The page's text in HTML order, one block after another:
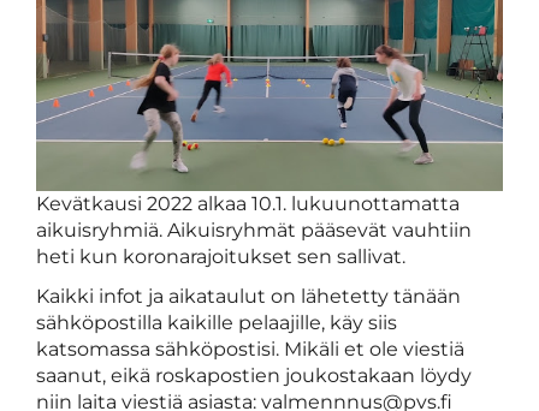
Kevätkausi 2022 alkaa 10.1. lukuunottamatta
aikuisryhmiä. Aikuisryhmät pääsevät vauhtiin
heti kun koronarajoitukset sen sallivat.
Kaikki infot ja aikataulut on lähetetty tänään
sähköpostilla kaikille pelaajille, käy siis
katsomassa sähköpostisi. Mikäli et ole viestiä
saanut, eikä roskapostien joukostakaan löydy
niin laita viestiä asiasta: valmennnus@pvs.fi